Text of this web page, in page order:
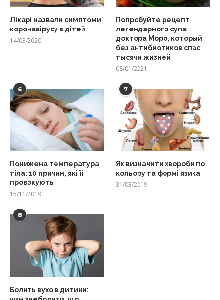
Лікарі назвали симптоми
коронавірусу в дітей
14/03/2020
Попробуйте рецепт
легендарного супа
доктора Моро, который
без антибиотиков спас
тысячи жизней
08/01/2021
6
Понижена температура
тіла: 10 причин, які її
провокують
15/11/2019
7
Як визначити хвороби по
кольору та формі язика
31/03/2019
8
Болить вухо в дитини: